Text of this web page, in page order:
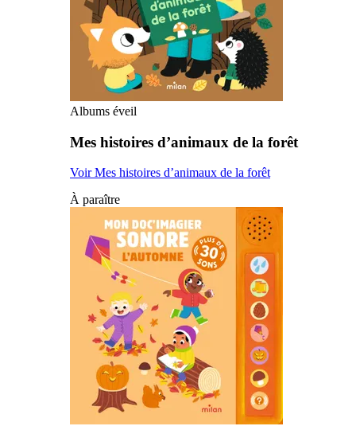
Albums éveil
Mes histoires d’animaux de la forêt
Voir Mes histoires d’animaux de la forêt
À paraître